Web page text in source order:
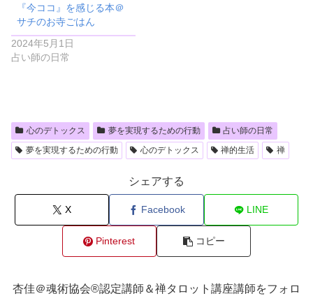
『今ココ』を感じる本＠
サチのお寺ごはん
2024年5月1日
占い師の日常
心のデトックス 夢を実現するための行動
占い師の日常
夢を実現するための行動
心のデトックス 禅的生活 禅
シェアする
X Facebook LINE
Pinterest コピー
杏佳＠魂術協会®認定講師＆禅タロット講座講師をフォロ